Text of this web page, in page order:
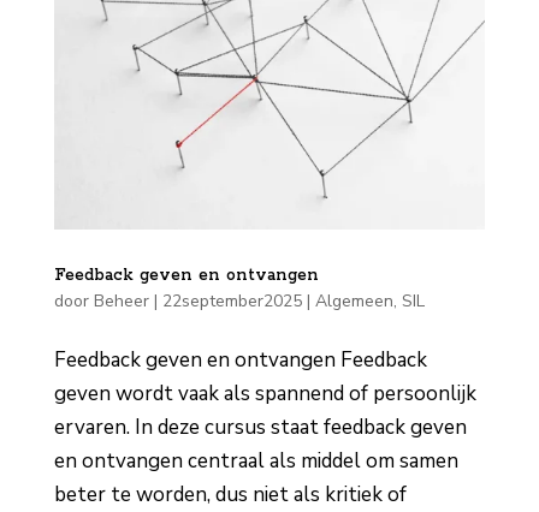
Feedback geven en ontvangen
door Beheer| 22september2025| Algemeen, SIL
Feedback geven en ontvangen Feedback
geven wordt vaak als spannend of persoonlijk
ervaren. In deze cursus staat feedback geven
en ontvangen centraal als middel om samen
beter te worden, dus niet als kritiek of